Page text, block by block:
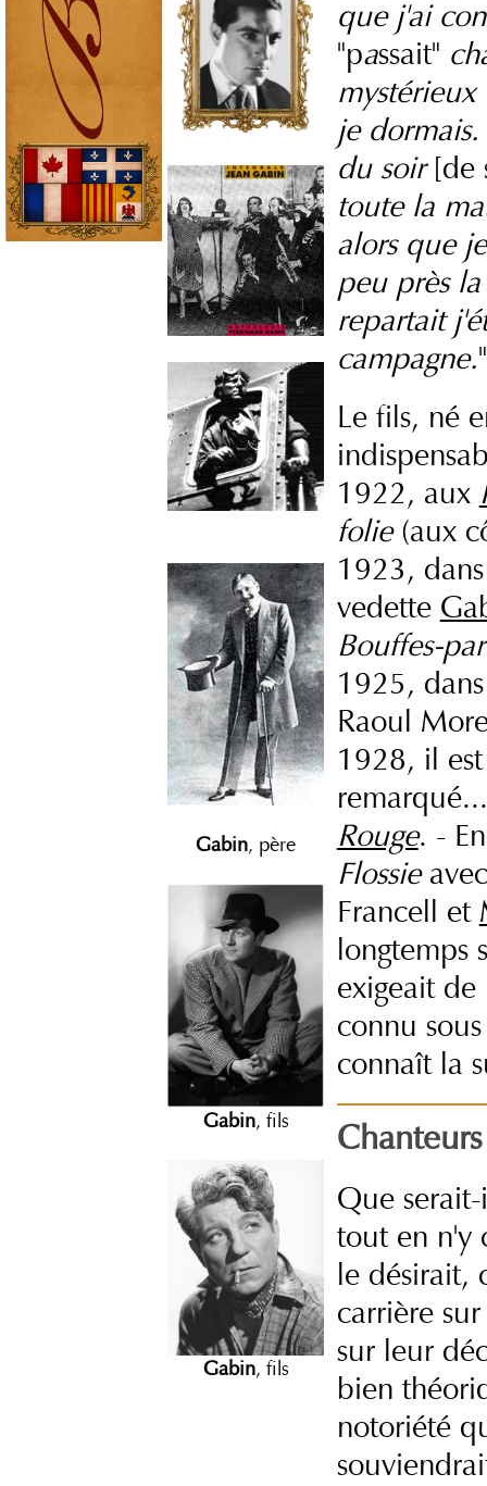
Gabin, père
Gabin, fils
Gabin, fils
que j'ai
"passait"
mystérieux
je
du soir [de
toute la
alors que
peu près
repartait
campagne.
Le fils, né
1922, aux
folie(aux
1923,
vedette
Bouffes-
1925,
Raoul
1928, il
Rouge. -
Flossie
Francell et
longtemps
exigeait
connu
connaît la
Que
tout en n'y
le désirait,
carrière
sur leur
bien
notoriété